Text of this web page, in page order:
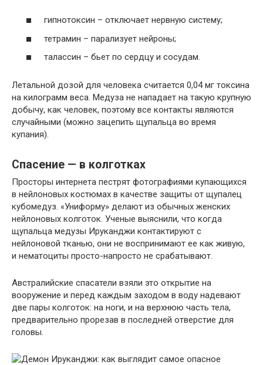
гипнотоксин – отключает нервную систему;
тетрамин – парализует нейроны;
талассин – бьет по сердцу и сосудам.
Летальной дозой для человека считается 0,04 мг токсина
на килограмм веса. Медуза не нападает на такую крупную
добычу, как человек, поэтому все контакты являются
случайными (можно зацепить щупальца во время
купания).
Спасение — в колготках
Просторы интернета пестрят фотографиями купающихся
в нейлоновых костюмах в качестве защиты от щупалец
кубомедуз. «Униформу» делают из обычных женских
нейлоновых колготок. Ученые выяснили, что когда
щупальца медузы Ируканджи контактируют с
нейлоновой тканью, они не воспринимают ее как живую,
и нематоциты просто-напросто не срабатывают.
Австралийские спасатели взяли это открытие на
вооружение и перед каждым заходом в воду надевают
две пары колготок: на ноги, и на верхнюю часть тела,
предварительно прорезав в последней отверстие для
головы.